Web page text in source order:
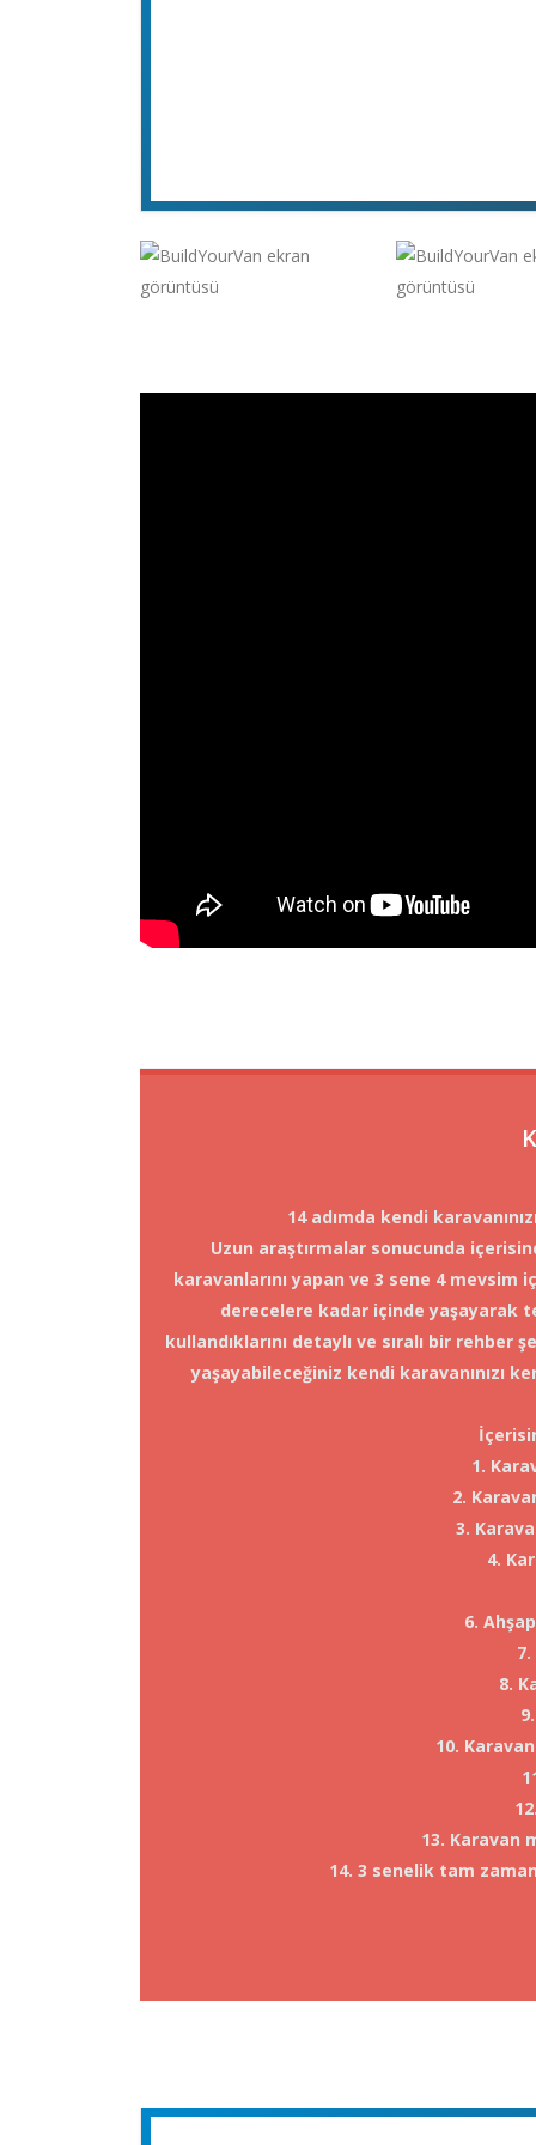
14 adımda kendi
Uzun araştırmalar sonucunda
karavanlarını yapan ve 3 sene 4
derecelere kadar içinde yaşayarak
kullandıklarını detaylı ve sıralı bir
yaşayabileceğiniz kendi karavanınızı
1.
2.
3.
4.
6.
8.
10.
13. Karavan
14. 3 senelik tam